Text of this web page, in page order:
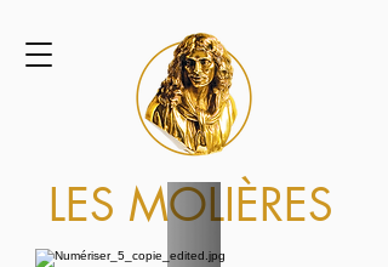
LES MOLIÈRES